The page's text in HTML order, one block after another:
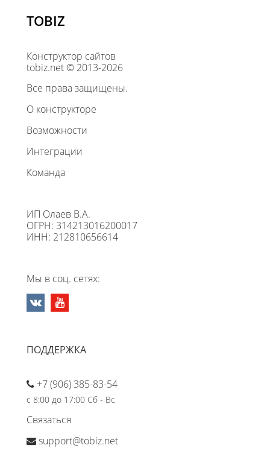
TOBIZ
Конструктор сайтов
tobiz.net © 2013-2026
Все права защищены.
О конструкторе
Возможности
Интеграции
Команда
ИП Олаев В.А.
ОГРН: 314213016200017
ИНН: 212810656614
Мы в соц. сетях:
ПОДДЕРЖКА
+7 (906) 385-83-54
с 8:00 до 17:00 Сб - Вс
Связаться
support@tobiz.net